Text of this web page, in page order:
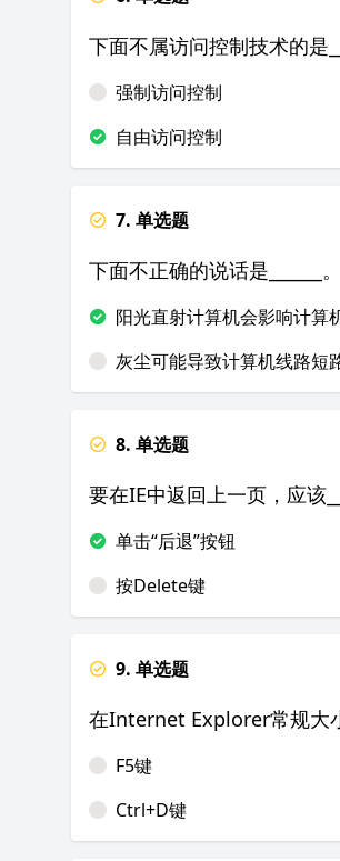
下面不属访问控制技术的是
强制访问控制
自由访问控制
7. 单选题
下面不正确的说话是______。
阳光直射计算机会影响计算
灰尘可能导致计算机线路短
8. 单选题
要在IE中返回上一页，应该
单击“后退”按钮
按Delete键
9. 单选题
在Internet Explorer常规大
F5键
Ctrl+D键